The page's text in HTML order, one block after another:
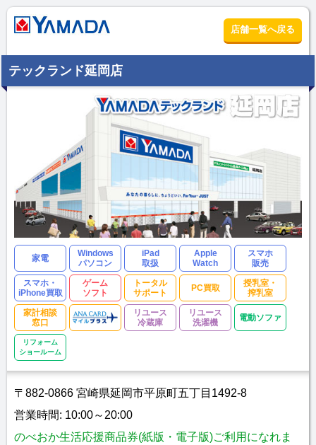
店舗一覧へ戻る
テックランド延岡店
家電
Windows
パソコン
iPad
取扱
Apple
Watch
スマホ
販売
スマホ・
iPhone買取
ゲーム
ソフト
トータル
サポート
PC買取
授乳室・
搾乳室
家計相談
窓口
リユース
冷蔵庫
リユース
洗濯機
電動ソファ
リフォーム
ショールーム
〒882-0866 宮崎県延岡市平原町五丁目1492-8
営業時間: 10:00～20:00
のべおか生活応援商品券(紙版・電子版)ご利用になれま